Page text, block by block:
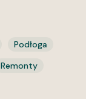
Podłoga
Remonty